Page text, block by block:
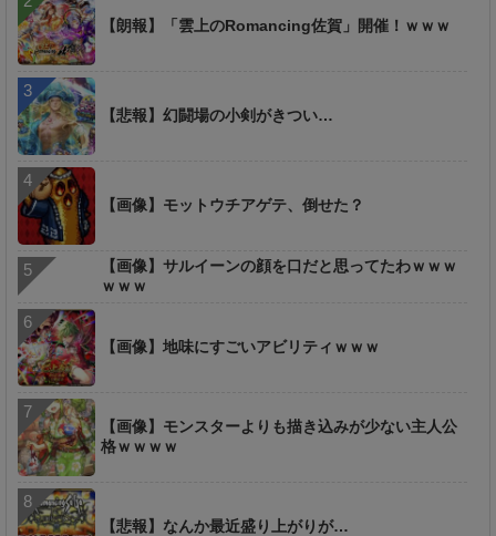
【朗報】「雲上のRomancing佐賀」開催！ｗｗｗ
【悲報】幻闘場の小剣がきつい…
【画像】モットウチアゲテ、倒せた？
【画像】サルイーンの顔を口だと思ってたわｗｗｗ
ｗｗｗ
【画像】地味にすごいアビリティｗｗｗ
【画像】モンスターよりも描き込みが少ない主人公
格ｗｗｗｗ
【悲報】なんか最近盛り上がりが…